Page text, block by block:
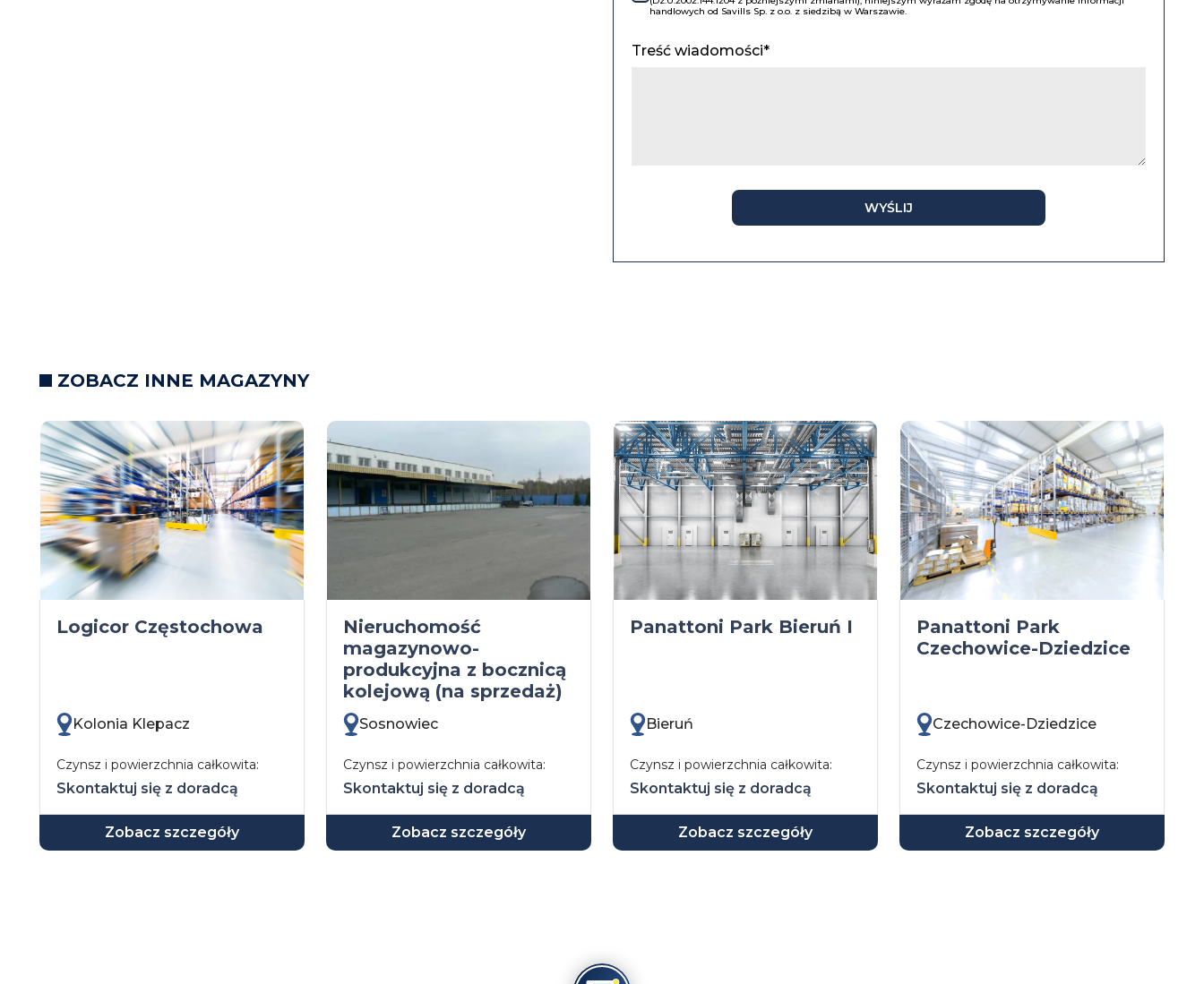
handlowych od Savills Sp. z o.o. z siedzibą w Warszawie.
Treść wiadomości*
WYŚLIJ
ZOBACZ INNE MAGAZYNY
Logicor Częstochowa
Kolonia Klepacz
Czynsz i powierzchnia całkowita:
Skontaktuj się z doradcą
Zobacz szczegóły
Nieruchomość
magazynowo-
produkcyjna z bocznicą
kolejową (na sprzedaż)
Sosnowiec
Czynsz i powierzchnia całkowita:
Skontaktuj się z doradcą
Zobacz szczegóły
Panattoni Park Bieruń I
Bieruń
Czynsz i powierzchnia całkowita:
Skontaktuj się z doradcą
Zobacz szczegóły
Panattoni Park
Czechowice-Dziedzice
Czechowice-Dziedzice
Czynsz i powierzchnia całkowita:
Skontaktuj się z doradcą
Zobacz szczegóły